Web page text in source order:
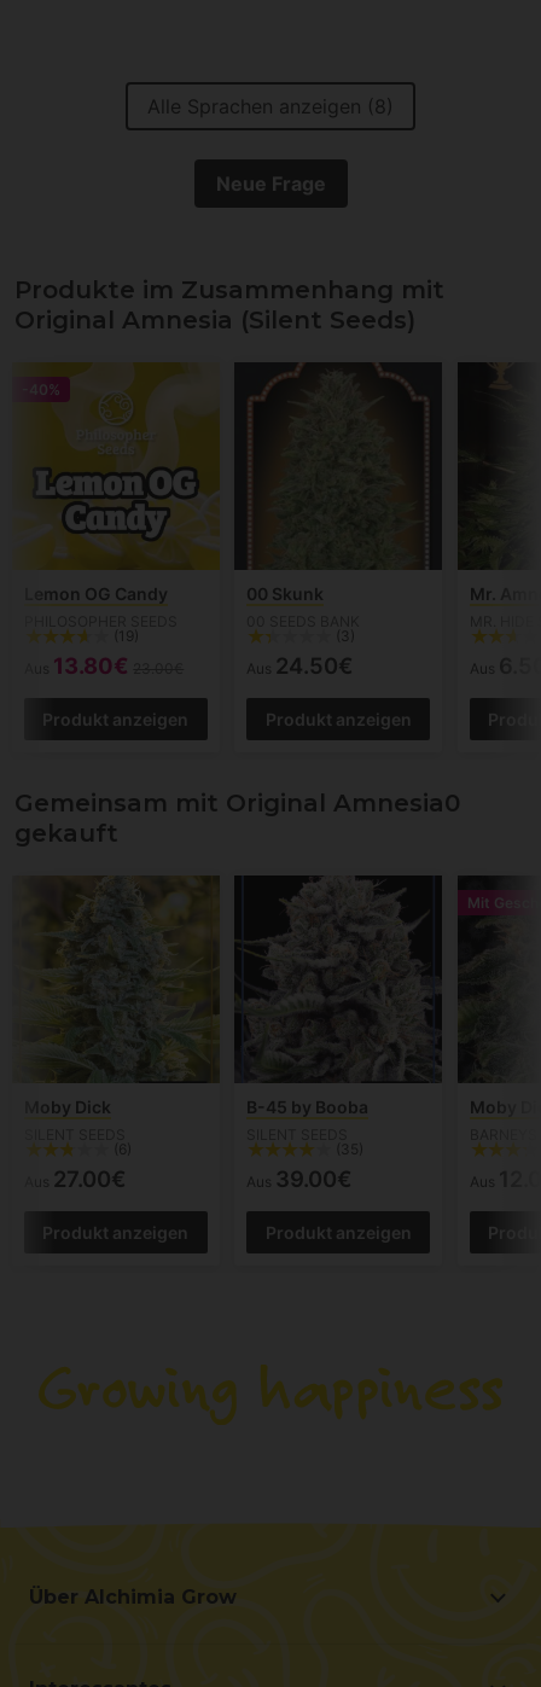
Alle Sprachen anzeigen (8)
Neue Frage
Produkte im Zusammenhang mit
Original Amnesia (Silent Seeds)
-40%
Lemon OG Candy
(19)
13.80€
Produkt anzeigen
00 Skunk
(3)
Aus 24.50€
Produkt anzeigen
Mr.
Aus
Gemeinsam mit Original Amnesia0
gekauft
Moby Dick
(6)
27.00€
Produkt anzeigen
B-45 by Booba
(35)
Aus 39.00€
Produkt anzeigen
Mit
Moby
Aus
Über Alchimia Grow
Lage und Kontakt